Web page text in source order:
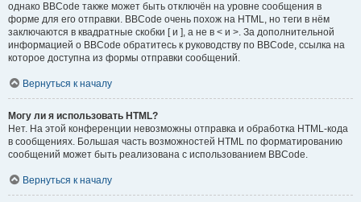
однако BBCode также может быть отключён на уровне сообщения в
форме для его отправки. BBCode очень похож на HTML, но теги в нём
заключаются в квадратные скобки [ и ], а не в < и >. За дополнительной
информацией о BBCode обратитесь к руководству по BBCode, ссылка на
которое доступна из формы отправки сообщений.
Вернуться к началу
Могу ли я использовать HTML?
Нет. На этой конференции невозможны отправка и обработка HTML-кода
в сообщениях. Большая часть возможностей HTML по форматированию
сообщений может быть реализована с использованием BBCode.
Вернуться к началу